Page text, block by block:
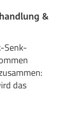
&
Senk-
das